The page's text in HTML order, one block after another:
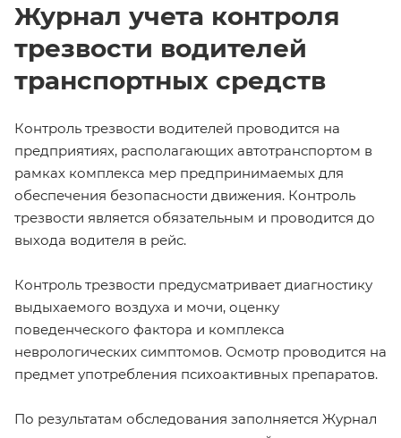
Журнал учета контроля
трезвости водителей
транспортных средств
Контроль трезвости водителей проводится на
предприятиях, располагающих автотранспортом в
рамках комплекса мер предпринимаемых для
обеспечения безопасности движения. Контроль
трезвости является обязательным и проводится до
выхода водителя в рейс.
Контроль трезвости предусматривает диагностику
выдыхаемого воздуха и мочи, оценку
поведенческого фактора и комплекса
неврологических симптомов. Осмотр проводится на
предмет употребления психоактивных препаратов.
По результатам обследования заполняется Журнал